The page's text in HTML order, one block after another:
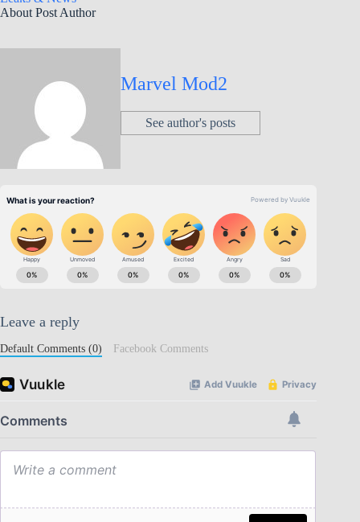
About Post Author
Marvel Mod2
See author's posts
Leave a reply
Default Comments (0) Facebook Comments